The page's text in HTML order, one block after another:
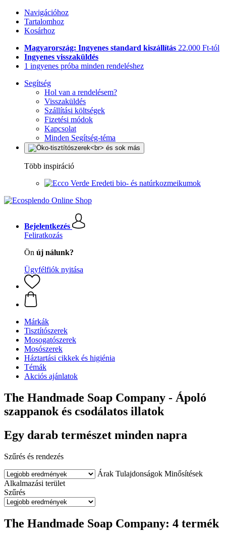
Navigációhoz
Tartalomhoz
Kosárhoz
Magyarország: Ingyenes standard kiszállítás 22.000 Ft-tól
Ingyenes visszaküldés
1 ingyenes próba minden rendeléshez
Segítség
Hol van a rendelésem?
Visszaküldés
Szállítási költségek
Fizetési módok
Kapcsolat
Minden Segítség-téma
Több inspiráció
Eredeti bio- és natúrkozmeikumok
Bejelentkezés
Feliratkozás
Ön új nálunk?
Ügyfélfiók nyitása
Márkák
Tisztítószerek
Mosogatószerek
Mosószerek
Háztartási cikkek és higiénia
Témák
Akciós ajánlatok
The Handmade Soap Company - Ápoló
szappanok és csodálatos illatok
Egy darab természet minden napra
Szűrés és rendezés
Árak Tulajdonságok Minősítések
Alkalmazási terület
Szűrés
The Handmade Soap Company: 4 termék